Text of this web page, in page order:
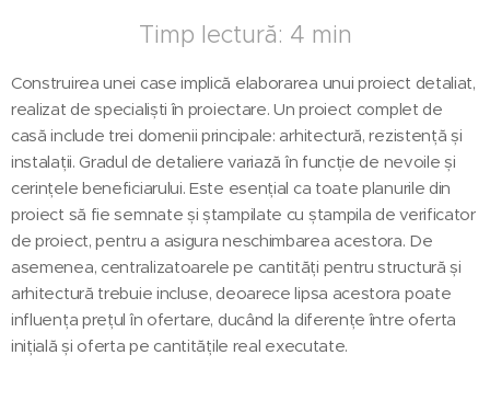
Timp lectură: 4 min
Construirea unei case implică elaborarea unui proiect detaliat,
realizat de specialiști în proiectare. Un proiect complet de
casă include trei domenii principale: arhitectură, rezistență și
instalații. Gradul de detaliere variază în funcție de nevoile și
cerințele beneficiarului. Este esențial ca toate planurile din
proiect să fie semnate și ștampilate cu ștampila de verificator
de proiect, pentru a asigura neschimbarea acestora. De
asemenea, centralizatoarele pe cantități pentru structură și
arhitectură trebuie incluse, deoarece lipsa acestora poate
influența prețul în ofertare, ducând la diferențe între oferta
inițială și oferta pe cantitățile real executate.